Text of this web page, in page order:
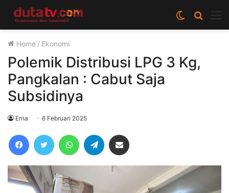
Cari
berita
Switch
skin
Home / Ekonomi
Polemik Distribusi LPG 3 Kg,
Pangkalan : Cabut Saja
Subsidinya
Erna 6 Februari 2025
FacebookTwitter WhatsAppTelegram